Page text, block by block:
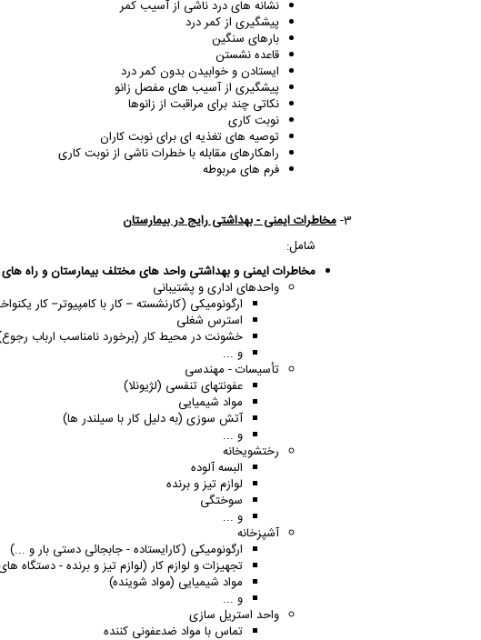
نشانه های درد ناشی از آسیب کمر
پیشگیری از کمر درد
بارهای سنگین
قاعده نشستن
ایستادن و خوابیدن بدون کمر درد
پیشگیری از آسیب های مفصل زانو
نکاتی چند برای مراقبت از زانوها
نوبت کاری
توصیه های تغذیه ای برای نوبت کاران
راهکارهای مقابله با خطرات ناشی از نوبت کاری
فرم های مربوطه
3- مخاطرات ایمنی - بهداشتی رایج در بیمارستان
شامل:
مخاطرات ایمنی و بهداشتی واحد های مختلف بیمارستان و راه های
واحدهای اداری و پشتیبانی
ارگونومیکی (کارنشسته – کار با کامپیوتر– کار
استرس شغلی
خشونت در محیط کار (برخورد نامناسب ارباب
و ...
تأسیسات - مهندسی
عفونتهای تنفسی (لژیونلا)
مواد شیمیایی
آتش سوزی (به دلیل کار با سیلندر ها)
و ...
رختشویخانه
البسه آلوده
لوازم تیز و برنده
سوختگی
و ...
آشپزخانه
ارگونومیکی (کارایستاده - جابجائی دستی بار و ...)
تجهیزات و لوازم کار (لوازم تیز و برنده -
مواد شیمیایی (مواد شوینده)
و ...
واحد استریل سازی
تماس با مواد ضدعفونی کننده